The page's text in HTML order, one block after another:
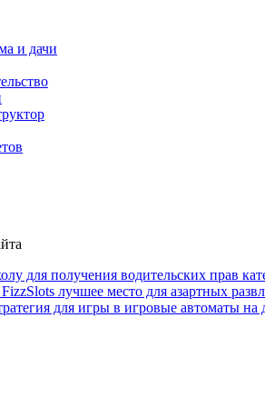
и дачи
для получения водительских прав
лучшее место для азартных
для игры в игровые автоматы на